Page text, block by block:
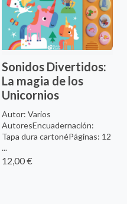
Sonidos Divertidos:
La magia de los
Unicornios
Autor: Varios
AutoresEncuadernación:
Tapa dura cartonéPáginas: 12
...
12,00 €